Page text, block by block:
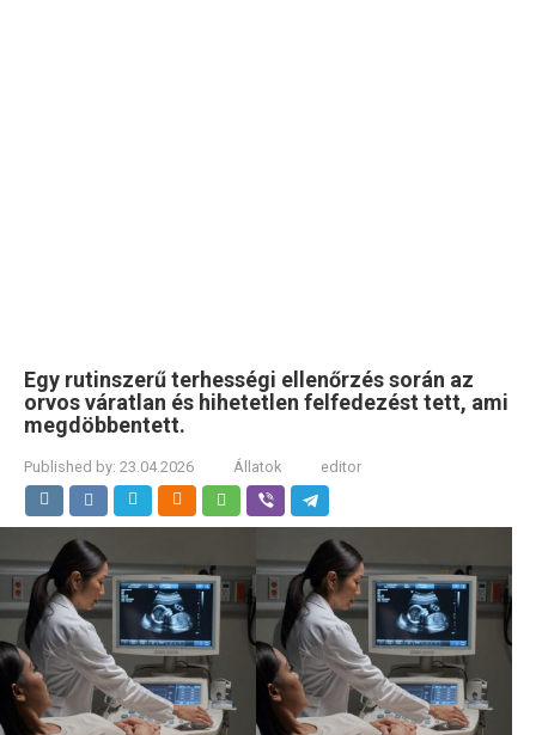
Egy rutinszerű terhességi ellenőrzés során az
orvos váratlan és hihetetlen felfedezést tett, ami
megdöbbentett.
Published by: 23.04.2026 Állatok editor